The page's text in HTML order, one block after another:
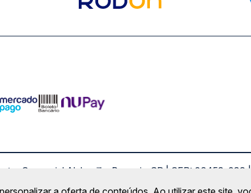
Comercial Alphaville, Barueri - SP | CEP: 06453-038
Copyright 2026 © QueroPassagem.com.br